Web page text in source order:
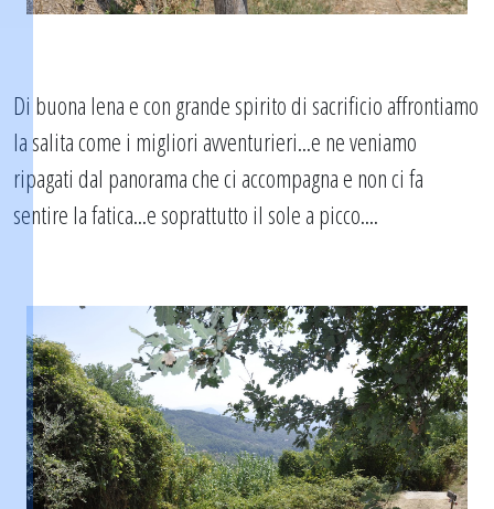
Di buona lena e con grande spirito di sacrificio affrontiamo
la salita come i migliori avventurieri...e ne veniamo
ripagati dal panorama che ci accompagna e non ci fa
sentire la fatica...e soprattutto il sole a picco....